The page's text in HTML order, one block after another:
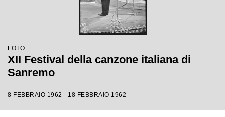
FOTO
XII Festival della canzone italiana di
Sanremo
8 FEBBRAIO 1962 - 18 FEBBRAIO 1962